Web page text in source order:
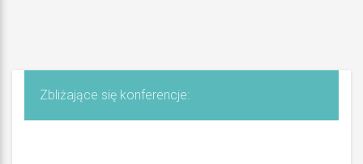
Zbliżające się konferencje: